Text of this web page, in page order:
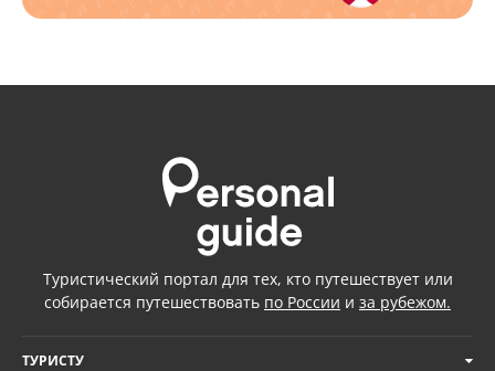
Туристический портал для тех, кто путешествует или
собирается путешествовать по России и за рубежом.
ТУРИСТУ